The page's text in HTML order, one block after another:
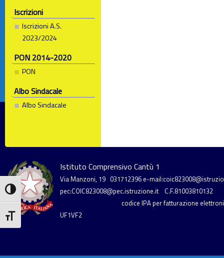
Attiva/disattiva alto contrasto
Attiva/disattiva dimensione testo
Iscrizioni
Iscrizioni A.S.
2023/2024
PON 2014-2020
PON
Albo Sindacale
Albo Sindacale
Istituto Comprensivo Cantù 1
Via Manzoni, 19 031712396 e-
pec:COIC823008@pec.istruzione.it
C.F.81003810132
codice IPA per fatturazione
UF1VF2